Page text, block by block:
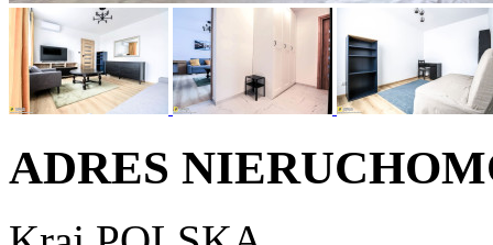
ADRES